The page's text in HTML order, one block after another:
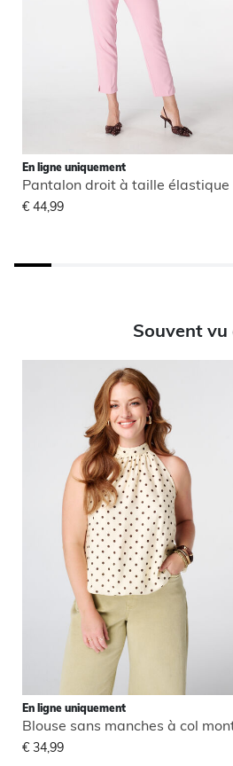
En ligne uniquement
Pantalon droit à taille élastique
€ 44,99
Souvent vu
En ligne uniquement
€ 34,99